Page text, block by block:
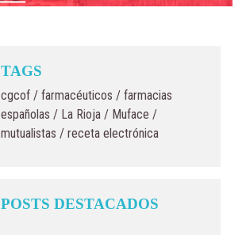
TAGS
cgcof/farmacéuticos /farmacias
españolas /La Rioja/Muface /
mutualistas /receta electrónica
POSTS DESTACADOS